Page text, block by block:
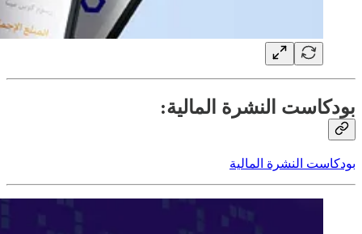
بودكاست النشرة المالية:
بودكاست النشرة المالية